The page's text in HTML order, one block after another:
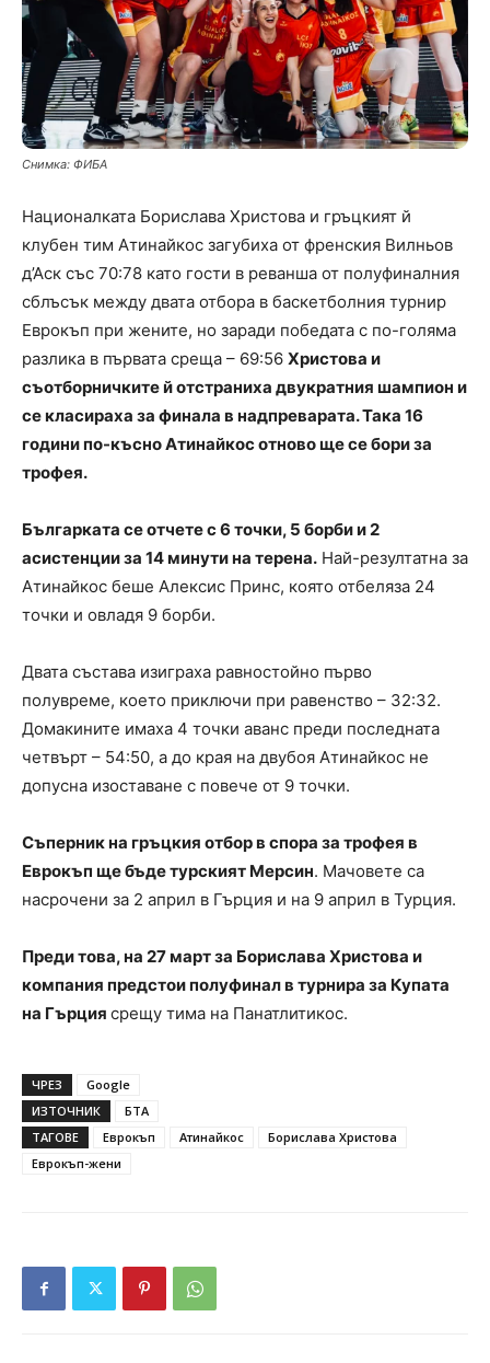
Снимка: ФИБА
Националката Борислава Христова и гръцкият й
клубен тим Атинайкос загубиха от френския Вилньов
д’Аск със 70:78 като гости в реванша от полуфиналния
сблъсък между двата отбора в баскетболния турнир
Еврокъп при жените, но заради победата с по-голяма
разлика в първата среща – 69:56 Христова и
съотборничките й отстраниха двукратния шампион и
се класираха за финала в надпреварата. Така 16
години по-късно Атинайкос отново ще се бори за
трофея.
Българката се отчете с 6 точки, 5 борби и 2
асистенции за 14 минути на терена. Най-резултатна за
Атинайкос беше Алексис Принс, която отбеляза 24
точки и овладя 9 борби.
Двата състава изиграха равностойно първо
полувреме, което приключи при равенство – 32:32.
Домакините имаха 4 точки аванс преди последната
четвърт – 54:50, а до края на двубоя Атинайкос не
допусна изоставане с повече от 9 точки.
Съперник на гръцкия отбор в спора за трофея в
Еврокъп ще бъде турският Мерсин. Мачовете са
насрочени за 2 април в Гърция и на 9 април в Турция.
Преди това, на 27 март за Борислава Христова и
компания предстои полуфинал в турнира за Купата
на Гърция срещу тима на Панатлитикос.
ЧРЕЗ
Google
ИЗТОЧНИК
БТА
ТАГОВЕ
Eврокъп Атинайкос
Борислава Христова
Еврокъп-жени